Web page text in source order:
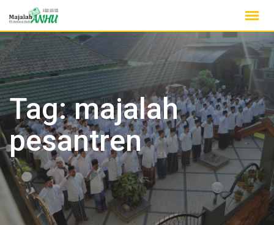
content
Tag:majalah
pesantren